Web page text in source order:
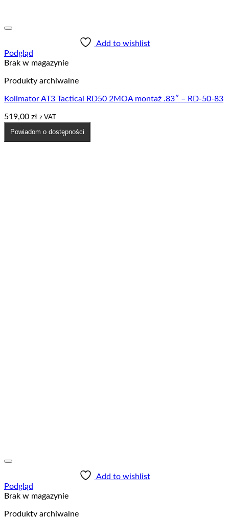
Add to wishlist
Podgląd
Brak w magazynie
Produkty archiwalne
Kolimator AT3 Tactical RD50 2MOA montaż .83″ – RD-50-83
519,00 zł z VAT
Powiadom o dostępności
Add to wishlist
Podgląd
Brak w magazynie
Produkty archiwalne